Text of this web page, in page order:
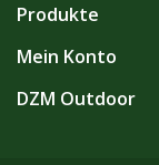
Produkte
Mein Konto
DZM Outdoor